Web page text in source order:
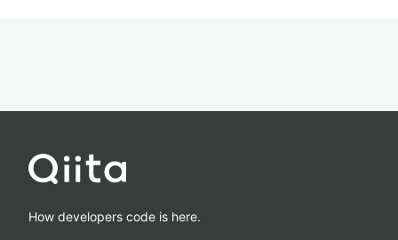
How developers code is here.